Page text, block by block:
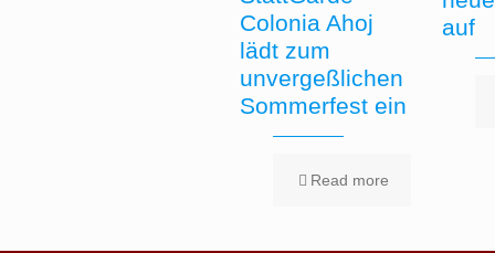
Colonia Ahoj
lädt zum
unvergeßlichen
Sommerfest ein
Read more
auf